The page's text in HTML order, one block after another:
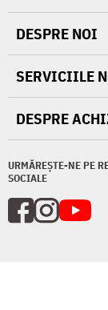
URMĂREȘTE-NE PE
SOCIALE
DESPRE NOI
SERVICIILE
DESPRE